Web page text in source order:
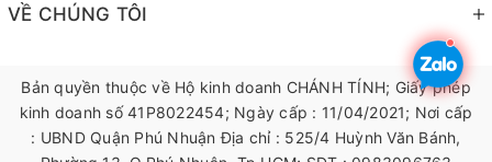
VỀ CHÚNG TÔI
Bản quyền thuộc về Hộ kinh doanh CHÁNH TÍNH; Giấy phép
kinh doanh số 41P8022454; Ngày cấp : 11/04/2021; Nơi cấp
: UBND Quận Phú Nhuận Địa chỉ : 525/4 Huỳnh Văn Bánh,